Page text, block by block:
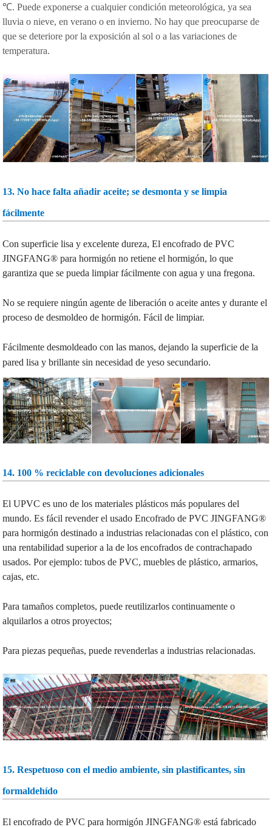
℃. Puede exponerse a cualquier condición meteorológica, ya sea
lluvia o nieve, en verano o en invierno. No hay que preocuparse de
que se deteriore por la exposición al sol o a las variaciones de
temperatura.
13. No hace falta añadir aceite; se desmonta y se limpia
fácilmente
Con superficie lisa y excelente dureza,El encofrado de PVC
JINGFANG® para hormigón no retiene el hormigón, lo que
garantiza que se pueda limpiar fácilmente con agua y una fregona.
No se requiere ningún agente de liberación o aceite antes y durante el
proceso de desmoldeo de hormigón. Fácil de limpiar.
Fácilmente desmoldeado con las manos, dejando la superficie de la
pared lisa y brillante sin necesidad de yeso secundario.
14. 100 % reciclable con devoluciones adicionales
El UPVC es uno de los materiales plásticos más populares del
mundo. Es fácil revender el usadoEncofrado de PVC JINGFANG®
para hormigón destinado a industrias relacionadas con el plástico, con
una rentabilidad superior a la de los encofrados de contrachapado
usados. Por ejemplo: tubos de PVC, muebles de plástico, armarios,
cajas, etc.
Para tamaños completos, puede reutilizarlos continuamente o
alquilarlos a otros proyectos;
Para piezas pequeñas, puede revenderlas a industrias relacionadas.
15. Respetuoso con el medio ambiente, sin plastificantes, sin
formaldehído
El encofrado de PVC para hormigón JINGFANG® está fabricado